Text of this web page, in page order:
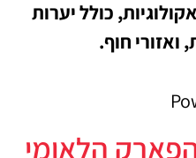
כולל יערות
ואזורי חוף.
הלאומי